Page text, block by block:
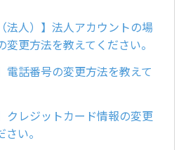
法人）】法人アカウントの場
更方法を教えてください。
電話番号の変更方法を教えて
クレジットカード情報の変更
い。